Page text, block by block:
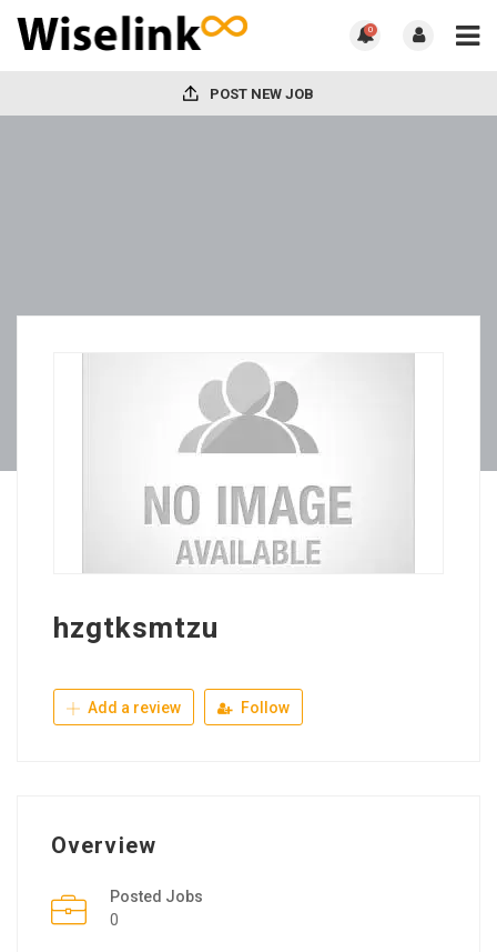
0
POST NEW JOB
hzgtksmtzu
Add a review Follow
Overview
Posted Jobs
0